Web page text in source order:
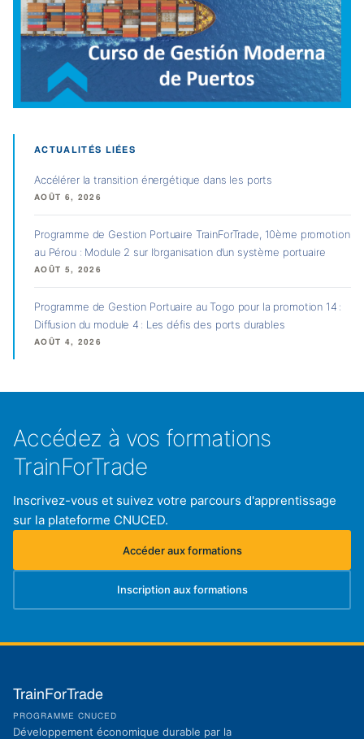
ACTUALITÉS LIÉES
Accélérer la transition énergétique dans les ports
AOÛT 6, 2026
Programme de Gestion Portuaire TrainForTrade, 10ème promotion
au Pérou : Module 2 sur l’organisation d’un système portuaire
AOÛT 5, 2026
Programme de Gestion Portuaire au Togo pour la promotion 14 :
Diffusion du module 4 : Les défis des ports durables
AOÛT 4, 2026
Accédez à vos formations
TrainForTrade
Inscrivez-vous et suivez votre parcours d'apprentissage
sur la plateforme CNUCED.
Accéder aux formations
(s'ouvre dans un nouvel onglet)
Inscription aux formations
(s'ouvre dans un nouvel onglet)
TrainForTrade
PROGRAMME CNUCED
Développement économique durable par la